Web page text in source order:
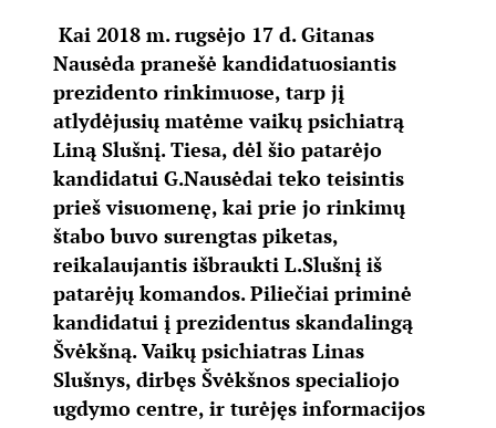
Kai 2018 m. rugsėjo 17 d. Gitanas
Nausėda pranešė kandidatuosiantis
prezidento rinkimuose, tarp jį
atlydėjusių matėme vaikų psichiatrą
Liną Slušnį. Tiesa, dėl šio patarėjo
kandidatui G.Nausėdai teko teisintis
prieš visuomenę, kai prie jo rinkimų
štabo buvo surengtas piketas,
reikalaujantis išbraukti L.Slušnį iš
patarėjų komandos. Piliečiai priminė
kandidatui į prezidentus skandalingą
Švėkšną. Vaikų psichiatras Linas
Slušnys, dirbęs Švėkšnos specialiojo
ugdymo centre, ir turėjęs informacijos